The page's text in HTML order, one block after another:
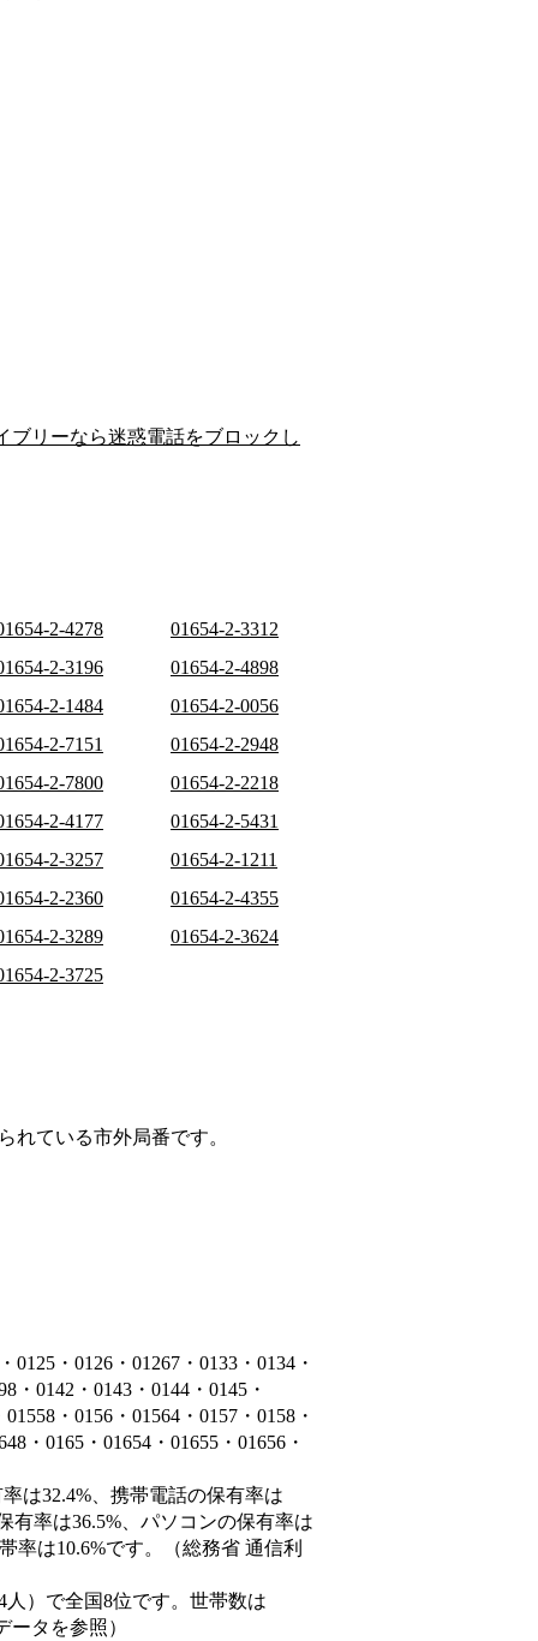
ブリーなら迷惑電話をブロックし
2-4278
01654-2-3312
2-3196
01654-2-4898
2-1484
01654-2-0056
2-7151
01654-2-2948
2-7800
01654-2-2218
2-4177
01654-2-5431
2-3257
01654-2-1211
2-2360
01654-2-4355
2-3289
01654-2-3624
2-3725
れている市外局番です。
・0126・01267・0133・0134・
・0142・0143・0144・0145・
・0156・01564・0157・0158・
・0165・01654・01655・01656・
は32.4%、携帯電話の保有率は
有率は36.5%、パソコンの保有率は
率は10.6%です。（総務省 通信利
人）で全国8位です。世帯数は
ータを参照）